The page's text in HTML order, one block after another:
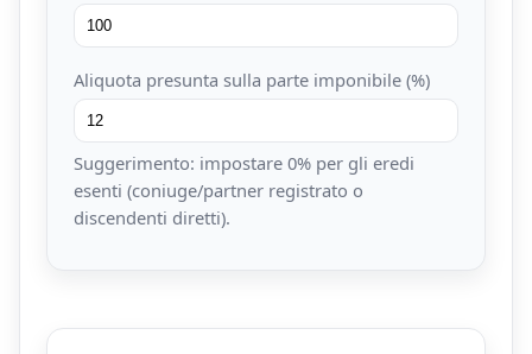
Aliquota presunta sulla parte imponibile (%)
Suggerimento: impostare 0% per gli eredi
esenti (coniuge/partner registrato o
discendenti diretti).